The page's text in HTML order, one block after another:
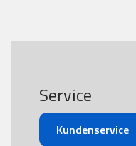
Service
Kundenservice